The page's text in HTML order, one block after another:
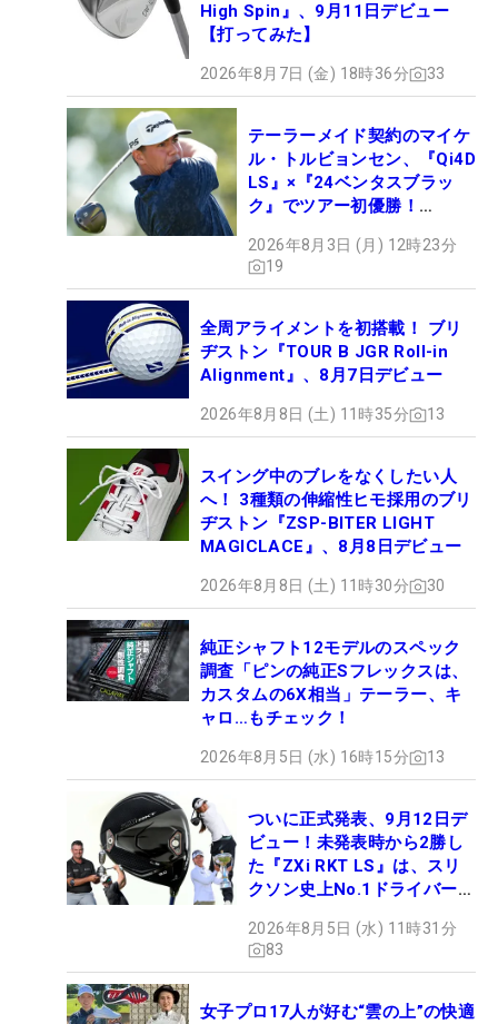
High Spin』、9月11日デビュー
【打ってみた】
2026年8月7日 (金) 18時36分 33
テーラーメイド契約のマイケ
ル・トルビョンセン、『Qi4D
LS』×『24ベンタスブラッ
ク』でツアー初優勝！
2026年8月3日 (月) 12時23分
19
全周アライメントを初搭載！ ブリ
ヂストン『TOUR B JGR Roll-in
Alignment』、8月7日デビュー
2026年8月8日 (土) 11時35分 13
スイング中のブレをなくしたい人
へ！ 3種類の伸縮性ヒモ採用のブリ
ヂストン『ZSP-BITER LIGHT
MAGICLACE』、8月8日デビュー
2026年8月8日 (土) 11時30分 30
純正シャフト12モデルのスペック
調査「ピンの純正Sフレックスは、
カスタムの6X相当」テーラー、キ
ャロ…もチェック！
2026年8月5日 (水) 16時15分 13
ついに正式発表、9月12日デ
ビュー！未発表時から2勝し
た『ZXi RKT LS』は、スリ
クソン史上No.1ドライバー!?
2026年8月5日 (水) 11時31分
83
女子プロ17人が好む“雲の上”の快適